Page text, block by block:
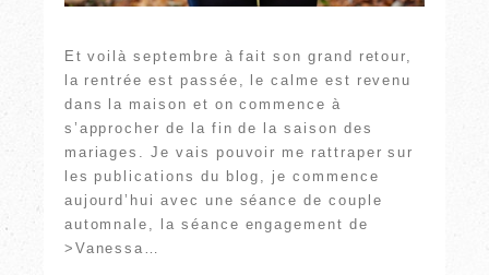
Et voilà septembre à fait son grand retour,
la rentrée est passée, le calme est revenu
dans la maison et on commence à
s’approcher de la fin de la saison des
mariages. Je vais pouvoir me rattraper sur
les publications du blog, je commence
aujourd’hui avec une séance de couple
automnale, la séance engagement de
>Vanessa…